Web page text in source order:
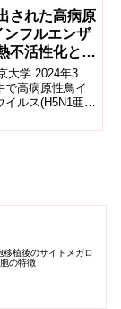
された高病原
フルエンザ
不活性化とマ
性
大学 2024年3
で高病原性鳥イ
イルス(H5N1亜
ルエンザウ...
植後のサイトメガロ
の特徴